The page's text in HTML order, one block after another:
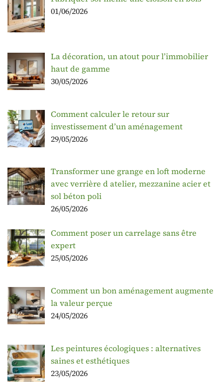
01/06/2026
La décoration, un atout pour l’immobilier
haut de gamme
30/05/2026
Comment calculer le retour sur
investissement d’un aménagement
29/05/2026
Transformer une grange en loft moderne
avec verrière d atelier, mezzanine acier et
sol béton poli
26/05/2026
Comment poser un carrelage sans être
expert
25/05/2026
Comment un bon aménagement augmente
la valeur perçue
24/05/2026
Les peintures écologiques : alternatives
saines et esthétiques
23/05/2026